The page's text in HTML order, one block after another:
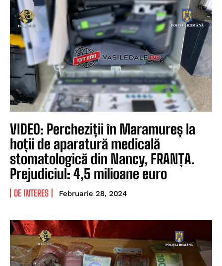
VIDEO: Percheziții în Maramureș la
hoții de aparatură medicală
stomatologică din Nancy, FRANȚA.
Prejudiciul: 4,5 milioane euro
DE INTERES Februarie 28, 2024